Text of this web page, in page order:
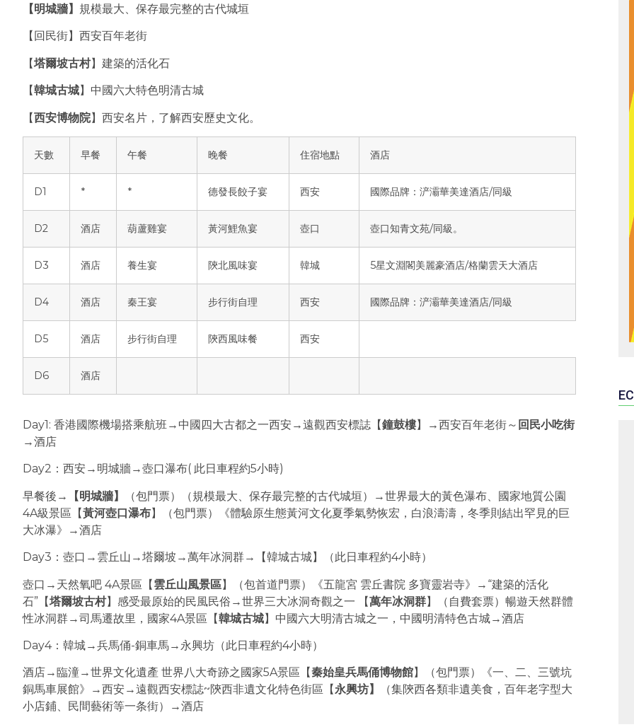
【明城牆】 規模最大、保存最完整的古代城垣
【回民街】西安百年老街
【塔爾坡古村】建築的活化石
【韓城古城】中國六大特色明清古城
【西安博物院】西安名片，了解西安歷史文化。
天數 早餐 午餐 晚餐 住宿地點 酒店
D1 * * 德發長餃子宴 西安 國際品牌：浐灞華美達酒店/同級
D2 酒店 葫蘆雞宴 黃河鯉魚宴 壺口 壺口知青文苑/同級。
D3 酒店 養生宴 陝北風味宴 韓城 5星文淵閣美麗豪酒店/格蘭雲天大酒店
D4 酒店 秦王宴 步行街自理 西安 國際品牌：浐灞華美達酒店/同級
D5 酒店 步行街自理 陝西風味餐 西安
D6 酒店
Day1: 香港國際機場搭乘航班→中國四大古都之一西安→遠觀西安標誌【鐘鼓樓】 →西安百年老街～ 回民小吃街
→酒店
Day2：西安→明城牆→壺口瀑布( 此日車程約5小時)
早餐後→ 【明城牆】
（包門票）（規模最大、保存最完整的古代城垣）→世界最大的黃色瀑布、國家地質公園
4A級景區【黃河壺口瀑布】（包門票）《體驗原生態黃河文化夏季氣勢恢宏，白浪濤濤，冬季則結出罕見的巨
大冰瀑》→酒店
Day3：壺口→雲丘山→塔爾坡→萬年冰洞群→【韓城古城】（此日車程約4小時）
壺口→天然氧吧 4A景區【雲丘山風景區】（包首道門票）《五龍宮 雲丘書院 多寶靈岩寺》→“建築的活化
石”【塔爾坡古村】感受最原始的民風民俗→世界三大冰洞奇觀之一 【萬年冰洞群】（自費套票）暢遊天然群體
性冰洞群→司馬遷故里，國家4A景區【韓城古城】中國六大明清古城之一，中國明清特色古城→酒店
Day4：韓城→兵馬俑-銅車馬→永興坊（此日車程約4小時）
酒店→臨潼→世界文化遺產 世界八大奇跡之國家5A景區【秦始皇兵馬俑博物館】（包門票）《一、二、三號坑
銅馬車展館》→西安→遠觀西安標誌~陝西非遺文化特色街區【永興坊】
（集陝西各類非遺美食，百年老字型大
小店鋪、民間藝術等一条街）→酒店